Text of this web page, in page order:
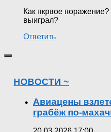
Как пкрвое
выиграл?
Ответить
НОВОСТИ ~
Авиацены
грабёж по-